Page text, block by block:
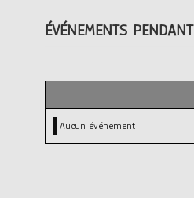
ÉVÉNEMENTS PENDANT
Aucun événement